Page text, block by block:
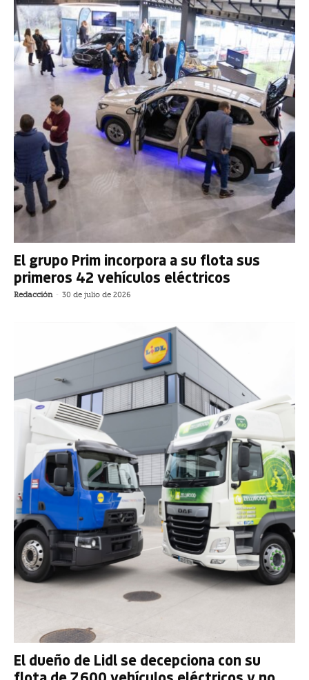
El grupo Prim incorpora a su flota sus
primeros 42 vehículos eléctricos
Redacción - 30 de julio de 2026
El dueño de Lidl se decepciona con su